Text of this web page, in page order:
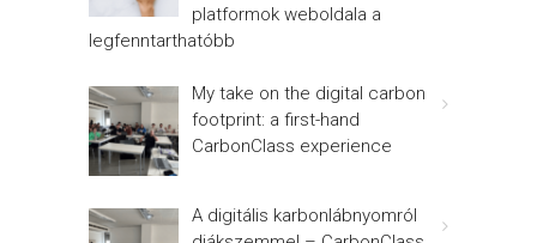
platformok weboldala a
legfenntarthatóbb
My take on the digital carbon
footprint: a first-hand
CarbonClass experience
A digitális karbonlábnyomról